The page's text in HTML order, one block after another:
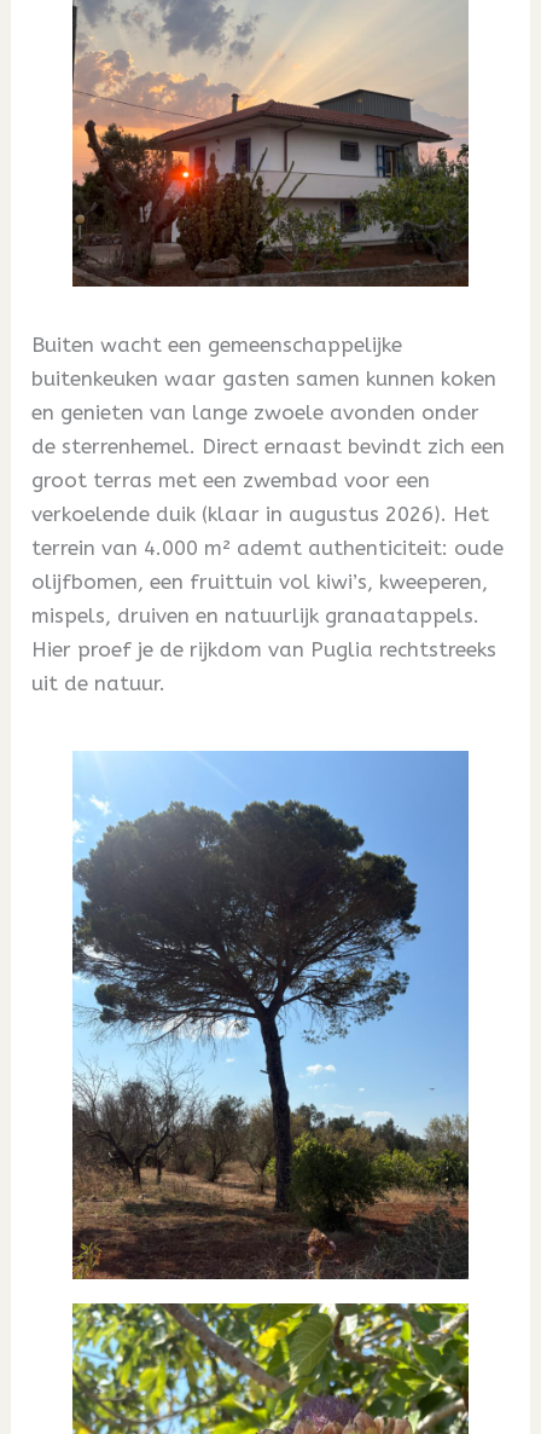
Buiten wacht een gemeenschappelijke
buitenkeuken waar gasten samen kunnen koken
en genieten van lange zwoele avonden onder
de sterrenhemel. Direct ernaast bevindt zich een
groot terras met een zwembad voor een
verkoelende duik (klaar in augustus 2026). Het
terrein van 4.000 m² ademt authenticiteit: oude
olijfbomen, een fruittuin vol kiwi’s, kweeperen,
mispels, druiven en natuurlijk granaatappels.
Hier proef je de rijkdom van Puglia rechtstreeks
uit de natuur.